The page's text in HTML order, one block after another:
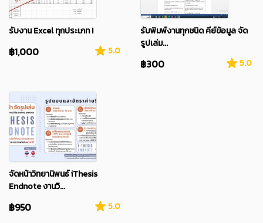
รับงาน Excel ทุกประเภท !
฿1,000 5.0
รับพิมพ์งานทุกชนิด คีย์ข้อมูล จัด
รูปเล่ม...
฿300 5.0
จัดหน้าวิทยานิพนธ์ iThesis
Endnote งานวิ...
฿950 5.0